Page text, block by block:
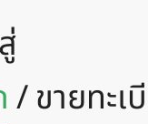
/ขายทะเ